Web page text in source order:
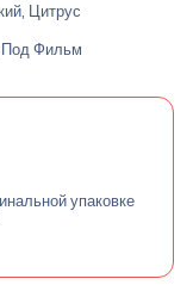
Цитрус
Под Фильм
упаковке